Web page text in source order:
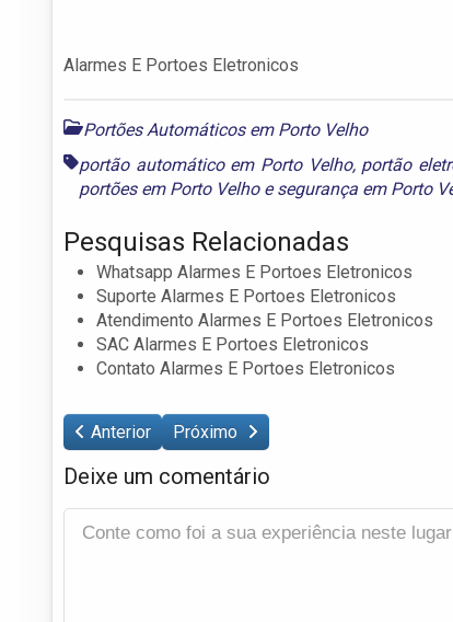
Alarmes E Portoes Eletronicos
Portões Automáticos em Porto Velho
portão automático em Porto Velho, portão
portões em Porto Velhoesegurança em Porto
Pesquisas Relacionadas
Whatsapp Alarmes E Portoes Eletronicos
Suporte Alarmes E Portoes Eletronicos
Atendimento Alarmes E Portoes Eletronicos
SAC Alarmes E Portoes Eletronicos
Contato Alarmes E Portoes Eletronicos
Anterior Próximo
Deixe um comentário